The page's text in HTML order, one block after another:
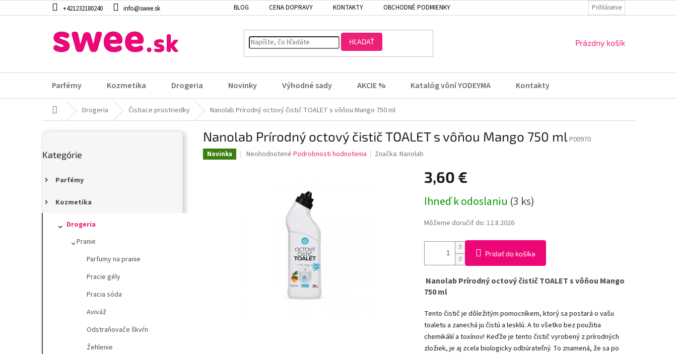
na
+421232180240 info@swee.sk BLOG CENA DOPRAVY KONTAKTY OBCHODNÉ PODMIENKY VRÁTENIE TOVARU A
Prihlásenie
HĽADAŤ
NÁKUPNÝ
Prázdny košík
Parfémy Kozmetika Drogeria Novinky Výhodné sady AKCIE % Katalóg vôní YODEYMA Kontakty
DomovDrogeria Čistiace prostriedky Nanolab Prírodný octový čistič TOALET s vôňou Mango 750 ml
o
n
p
n
e
kategórie
Kategórie
Parfémy
Kozmetika
Drogeria
Pranie
Parfumy na pranie
Pracie gély
Pracia sóda
Aviváž
Odstraňovače škvŕn
Žehlenie
Nanolab Prírodný octový čistič TOALET s vôňou Mango 750 mlP00970
Novinka
Priemerné
Neohodnotené Podrobnosti hodnotenia Značka:Nanolab
3,60 €
cena:
Ihneď k odoslaniu (3 ks)
Môžeme doručiť do: 12.8.2026
Pridať do košíka
Nanolab Prírodný octový čistič TOALET s vôňou Mango
750 ml
Tento čistič je dôležitým pomocníkem, ktorý sa postará o vašu
toaletu a zanechá ju čistú a lesklú. A to všetko bez použitia
chemikálií a toxínov! Keďže je tento čistič vyrobený z prírodných
zložiek, je aj zcela biologicky odbúrateľný. To znamená, že sa po